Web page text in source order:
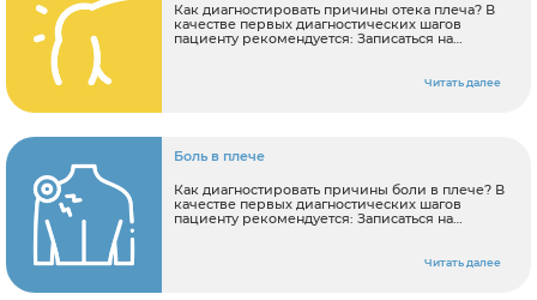
Как диагностировать причины отека плеча? В
качестве первых диагностических шагов
пациенту рекомендуется: Записаться на
Читать далее
Боль в плече
Как диагностировать причины боли в плече? В
качестве первых диагностических шагов
пациенту рекомендуется: Записаться на
Читать далее